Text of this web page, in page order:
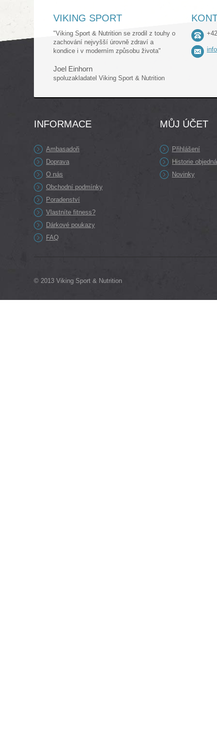
VIKING SPORT
"Viking Sport & Nutrition se zrodil z touhy o
zachování nejvyšší úrovně zdraví a
kondice i v moderním způsobu života"
Joel Einhorn
spoluzakladatel Viking Sport & Nutrition
INFORMACE
Ambasadoři
Doprava
O nás
Obchodní podmínky
Poradenství
Vlastníte fitness?
Dárkové poukazy
FAQ
MŮJ ÚČET
Přihlášení
Historie
Novinky
© 2013 Viking Sport & Nutrition